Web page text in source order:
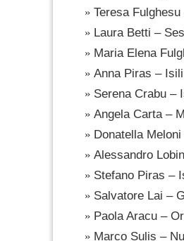
Teresa
Laura Betti –
Maria Elena
Anna Piras – Isili
Serena Crabu –
Angela Carta –
Donatella
Alessandro
Stefano Piras –
Salvatore Lai –
Paola Aracu –
Marco Sulis –